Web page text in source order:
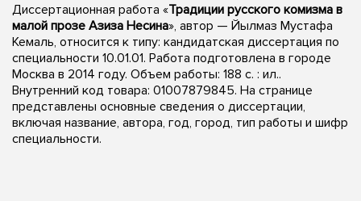
Диссертационная работа «Традиции русского комизма в
малой прозе Азиза Несина», автор — Йылмаз Мустафа
Кемаль, относится к типу: кандидатская диссертация по
специальности 10.01.01. Работа подготовлена в городе
Москва в 2014 году. Объем работы: 188 с. : ил..
Внутренний код товара: 01007879845. На странице
представлены основные сведения о диссертации,
включая название, автора, год, город, тип работы и шифр
специальности.